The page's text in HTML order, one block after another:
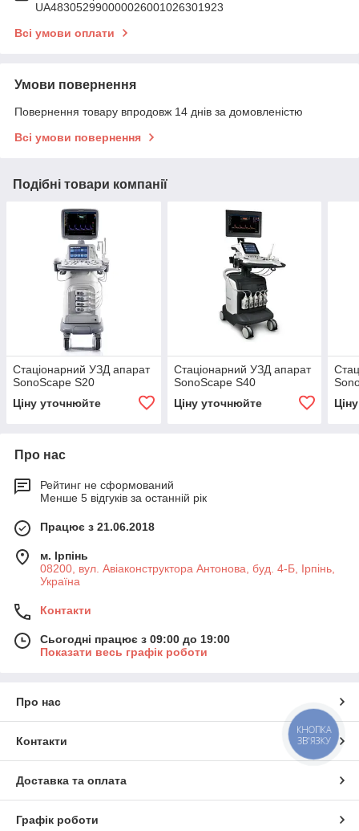
UA483052990000026001026301923
Всі умови оплати
Умови повернення
Повернення товару впродовж 14 днів за домовленістю
Всі умови повернення
Подібні товари компанії
Стаціонарний УЗД апарат
SonoScape S20
Ціну уточнюйте
Стаціонарний УЗД апарат
SonoScape S40
Ціну уточнюйте
Про нас
Рейтинг не сформований
Менше 5 відгуків за останній рік
Працює з 21.06.2018
м. Ірпінь
08200, вул. Авіаконструктора Антонова, буд. 4-Б, Ірпінь,
Україна
Контакти
Сьогодні працює з 09:00 до 19:00
Показати весь графік роботи
Про нас
Контакти
Доставка та оплата
Графік роботи
КНОПКА
ЗВ'ЯЗКУ